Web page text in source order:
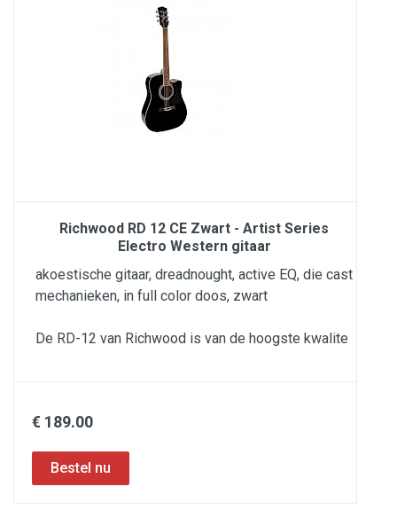
Richwood RD 12 CE Zwart - Artist Series
Electro Western gitaar
akoestische gitaar, dreadnought, active EQ, die cast
mechanieken, in full color doos, zwart
De RD-12 van Richwood is van de hoogste kwalite
€ 189.00